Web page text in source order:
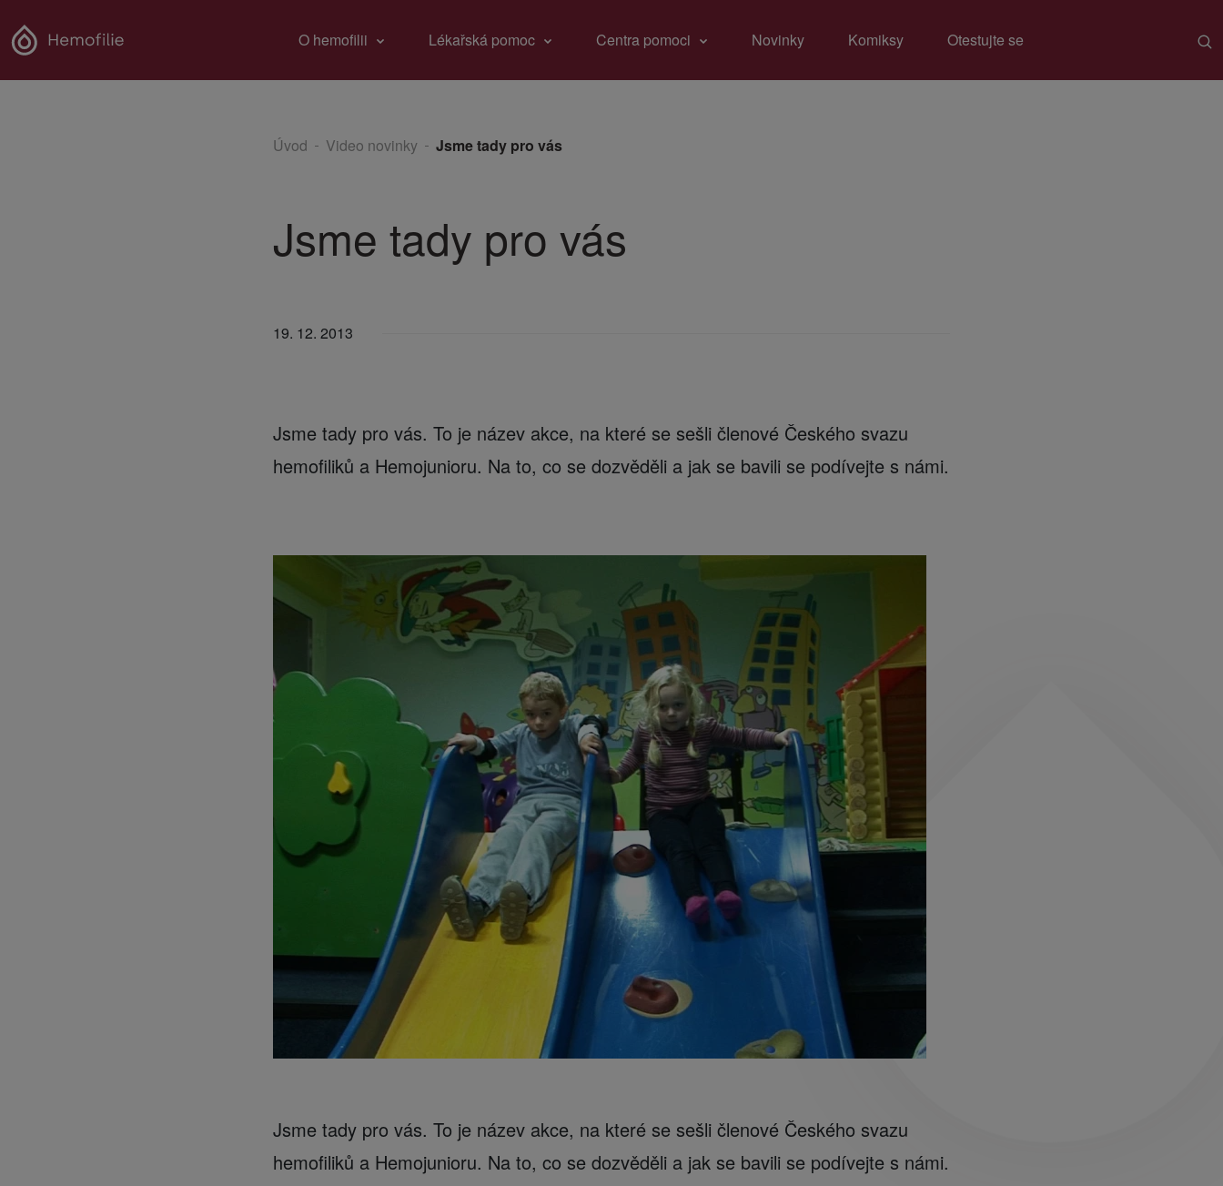
O hemofilii Lékařská pomoc Centra pomoci Novinky Komiksy Otestujte se
Úvod Video novinky Jsme tady pro vás
Jsme tady pro vás
19. 12. 2013
Jsme tady pro vás. To je název akce, na které se sešli členové Českého svazu
hemofiliků a Hemojunioru. Na to, co se dozvěděli a jak se bavili se podívejte s námi.
Jsme tady pro vás. To je název akce, na které se sešli členové Českého svazu
hemofiliků a Hemojunioru. Na to, co se dozvěděli a jak se bavili se podívejte s námi.